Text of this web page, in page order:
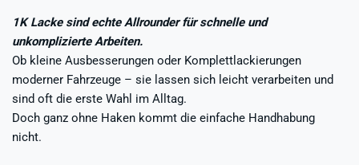
1K Lacke sind echte Allrounder für schnelle und
unkomplizierte Arbeiten.
Ob kleine Ausbesserungen oder Komplettlackierungen
moderner Fahrzeuge – sie lassen sich leicht verarbeiten und
sind oft die erste Wahl im Alltag.
Doch ganz ohne Haken kommt die einfache Handhabung
nicht.